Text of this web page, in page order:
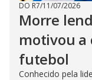
DO R7/11/07/2026
Morre
motivou a
futebol
Conhecido pela